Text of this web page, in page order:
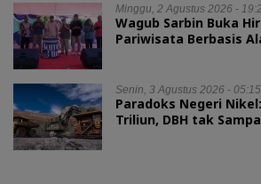
Minggu, 2 Agustus 2026 -
Wagub Sarbin Buka
Pariwisata Berbasis
Senin, 3 Agustus 2026 - 05:15
Paradoks Negeri
Triliun, DBH tak